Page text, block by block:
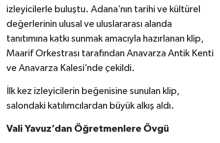
izleyicilerle buluştu. Adana’nın tarihi ve kültürel
değerlerinin ulusal ve uluslararası alanda
tanıtımına katkı sunmak amacıyla hazırlanan klip,
Maarif Orkestrası tarafından Anavarza Antik Kenti
ve Anavarza Kalesi’nde çekildi.
İlk kez izleyicilerin beğenisine sunulan klip,
salondaki katılımcılardan büyük alkış aldı.
Vali Yavuz’dan Öğretmenlere Övgü